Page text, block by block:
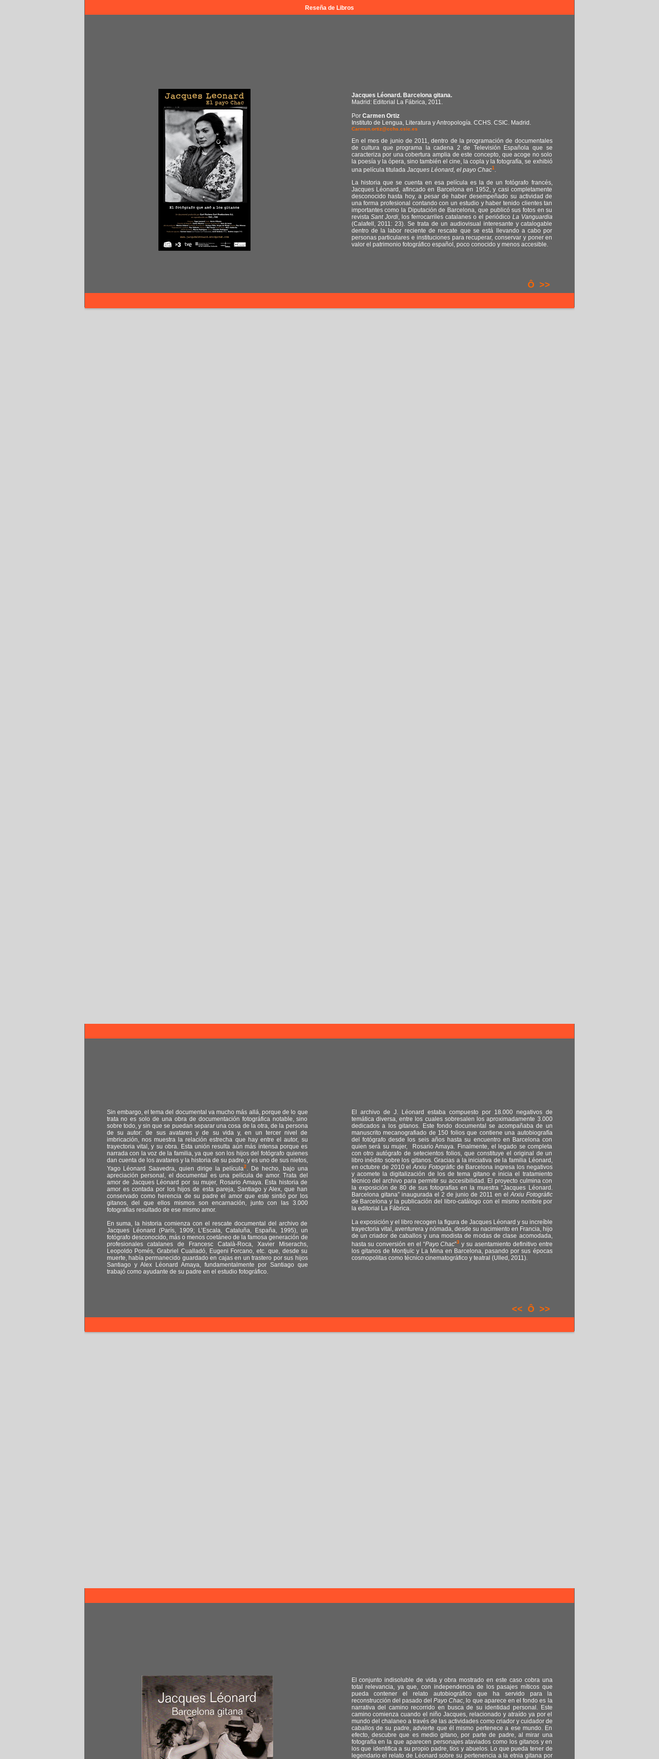
Reseña de Libros
Jacques Léonard. Barcelona gitana.
Madrid: Editorial La Fábrica, 2011.
Por Carmen Ortiz
Instituto de Lengua, Literatura y Antropología. CCHS. CSIC. Madrid.
Carmen.ortiz@cchs.csic.es
En el mes de junio de 2011, dentro de la programación de documentales
de cultura que programa la cadena 2 de Televisión Española que se
caracteriza por una cobertura amplia de este concepto, que acoge no solo
la poesía y la ópera, sino también el cine, la copla y la fotografía, se exhibió
una película titulada Jacques Léonard, el payo Chac1.
La historia que se cuenta en esa película es la de un fotógrafo francés,
Jacques Léonard, afincado en Barcelona en 1952, y casi completamente
desconocido hasta hoy, a pesar de haber desempeñado su actividad de
una forma profesional contando con un estudio y haber tenido clientes tan
importantes como la Diputación de Barcelona, que publicó sus fotos en su
revistaSant Jordi, los ferrocarriles catalanes o el periódico La Vanguardia
(Calafell, 2011: 23). Se trata de un audiovisual interesante y catalogable
dentro de la labor reciente de rescate que se está llevando a cabo por
personas particulares e instituciones para recuperar, conservar y poner en
valor el patrimonio fotográfico español, poco conocido y menos accesible.
Ô >>
Sin embargo, el tema del documental va mucho más allá, porque de lo que
trata no es solo de una obra de documentación fotográfica notable, sino
sobre todo, y sin que se puedan separar una cosa de la otra, de la persona
de su autor: de sus avatares y de su vida y, en un tercer nivel de
imbricación, nos muestra la relación estrecha que hay entre el autor, su
trayectoria vital, y su obra. Esta unión resulta aún más intensa porque es
narrada con la voz de la familia, ya que son los hijos del fotógrafo quienes
dan cuenta de los avatares y la historia de su padre, y es uno de sus nietos,
Yago Léonard Saavedra, quien dirige la película2. De hecho, bajo una
apreciación personal, el documental es una película de amor. Trata del
amor de Jacques Léonard por su mujer, Rosario Amaya. Esta historia de
amor es contada por los hijos de esta pareja, Santiago y Alex, que han
conservado como herencia de su padre el amor que este sintió por los
gitanos, del que ellos mismos son encarnación, junto con las 3.000
fotografías resultado de ese mismo amor.
En suma, la historia comienza con el rescate documental del archivo de
Jacques Léonard (París, 1909; L’Escala, Cataluña, España, 1995), un
fotógrafo desconocido, más o menos coetáneo de la famosa generación de
profesionales catalanes de Francesc Català-Roca, Xavier Miserachs,
Leopoldo Pomés, Grabriel Cualladó, Eugeni Forcano, etc. que, desde su
muerte, había permanecido guardado en cajas en un trastero por sus hijos
Santiago y Alex Léonard Amaya, fundamentalmente por Santiago que
trabajó como ayudante de su padre en el estudio fotográfico.
El archivo de J. Léonard estaba compuesto por 18.000 negativos de
temática diversa, entre los cuales sobresalen los aproximadamente 3.000
dedicados a los gitanos. Este fondo documental se acompañaba de un
manuscrito mecanografiado de 150 folios que contiene una autobiografía
del fotógrafo desde los seis años hasta su encuentro en Barcelona con
quien será su mujer, Rosario Amaya. Finalmente, el legado se completa
con otro autógrafo de setecientos folios, que constituye el original de un
libro inédito sobre los gitanos. Gracias a la iniciativa de la familia Léonard,
en octubre de 2010 elArxiu Fotogràfic de Barcelona ingresa los negativos
y acomete la digitalización de los de tema gitano e inicia el tratamiento
técnico del archivo para permitir su accesibilidad. El proyecto culmina con
la exposición de 80 de sus fotografías en la muestra “Jacques Léonard.
Barcelona gitana” inaugurada el 2 de junio de 2011 en elArxiu Fotogràfic
de Barcelona y la publicación del libro-catálogo con el mismo nombre por
la editorial La Fábrica.
La exposición y el libro recogen la figura de Jacques Léonard y su increíble
trayectoria vital, aventurera y nómada, desde su nacimiento en Francia, hijo
de un criador de caballos y una modista de modas de clase acomodada,
hasta su conversión en el “Payo Chac”3 y su asentamiento definitivo entre
los gitanos de Montjuïc y La Mina en Barcelona, pasando por sus épocas
cosmopolitas como técnico cinematográfico y teatral (Ulled, 2011).
<< Ô >>
El conjunto indisoluble de vida y obra mostrado en este caso cobra una
total relevancia, ya que, con independencia de los pasajes míticos que
pueda contener el relato autobiográfico que ha servido para la
reconstrucción del pasado delPayo Chac, lo que aparece en el fondo es la
narrativa del camino recorrido en busca de su identidad personal. Este
camino comienza cuando el niño Jacques, relacionado y atraído ya por el
mundo del chalaneo a través de las actividades como criador y cuidador de
caballos de su padre, advierte que él mismo pertenece a ese mundo. En
efecto, descubre que es medio gitano, por parte de padre, al mirar una
fotografía en la que aparecen personajes ataviados como los gitanos y en
los que identifica a su propio padre, tíos y abuelos. Lo que pueda tener de
legendario el relato de Léonard sobre su pertenencia a la etnia gitana por